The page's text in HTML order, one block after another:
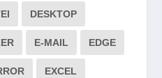
DESKTOP
E-MAIL EDGE
EXCEL